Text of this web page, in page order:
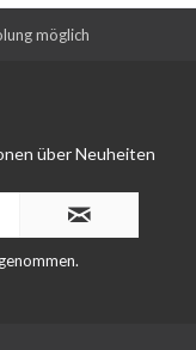
möglich
über Neuheiten